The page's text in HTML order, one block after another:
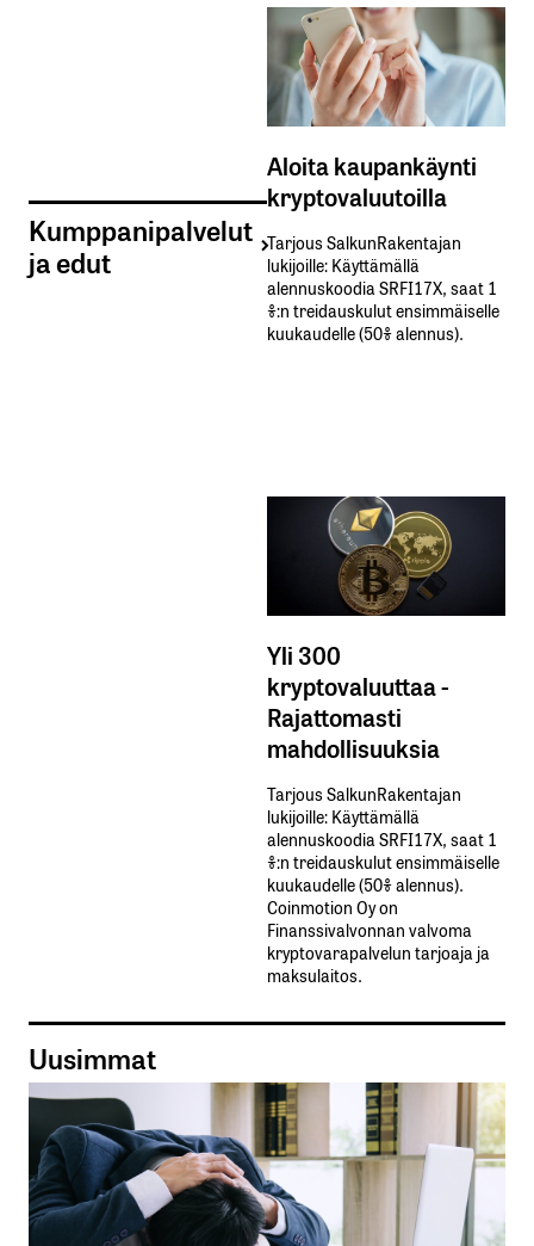
Kumppanipalvelut
ja edut
Aloita kaupankäynti
kryptovaluutoilla
Tarjous SalkunRakentajan
lukijoille: Käyttämällä​ ​
alennuskoodia​ ​SRFI17X,​ ​saat​ ​1
%:n treidauskulut​ ​ensimmäiselle​ ​
kuukaudelle​ ​(50%​ ​alennus).
Yli 300
kryptovaluuttaa -
Rajattomasti
mahdollisuuksia
Tarjous SalkunRakentajan
lukijoille: Käyttämällä​ ​
alennuskoodia​ ​SRFI17X,​ ​saat​ ​1
%:n treidauskulut​ ​ensimmäiselle​ ​
kuukaudelle​ ​(50%​ ​alennus).
Coinmotion Oy on
Finanssivalvonnan valvoma
kryptovarapalvelun tarjoaja ja
maksulaitos.
Uusimmat